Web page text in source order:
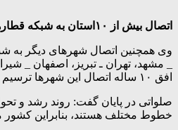
اتصال بیش از ۱۰استان به شبکه قطارهای پرسرعت؛ افق ۱۰ساله
_ مشهد، تهران ـ تبریز، اصفهان _
افق ۱۰ ساله اتصال این شهرها ترسیم شده است.
صلواتی در پایان گفت: روند رشد و
خطوط مختلف هستند، بنابراین کشور